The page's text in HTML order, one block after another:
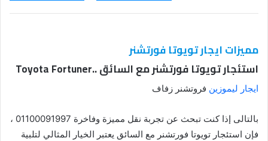
مميزات ايجار تويوتا فورتشنر
استئجار تويوتا فورتشنر مع السائق ..Toyota Fortuner
ايجار ليموزين فروتشنر زفاف
بالتالى إذا كنت تبحث عن تجربة نقل مميزة وفاخرة 01100091997 ،
فإن استئجار تويوتا فورتشنر مع السائق يعتبر الخيار المثالي لتلبية